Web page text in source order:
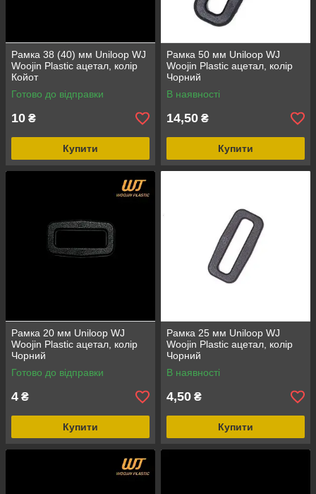
Рамка 38 (40) мм Uniloop WJ
Woojin Plastic ацетал, колір
Койот
Готово до відправки
10 ₴
Купити
Рамка 50 мм Uniloop WJ
Woojin Plastic ацетал, колір
Чорний
В наявності
14,50 ₴
Купити
Рамка 20 мм Uniloop WJ
Woojin Plastic ацетал, колір
Чорний
Готово до відправки
4 ₴
Купити
Рамка 25 мм Uniloop WJ
Woojin Plastic ацетал, колір
Чорний
В наявності
4,50 ₴
Купити